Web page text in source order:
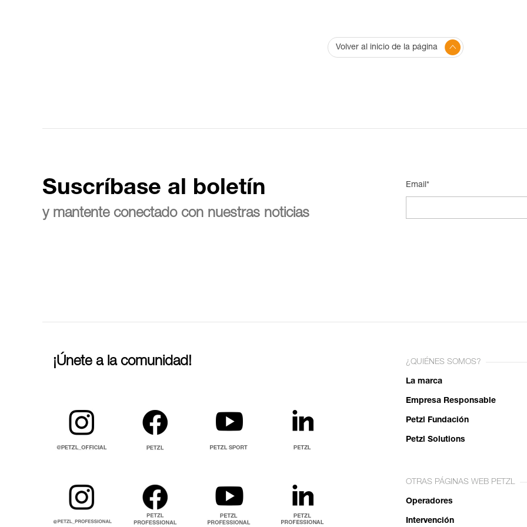
Volver al inicio de la página
Suscríbase al boletín
y mantente conectado con nuestras noticias
Email*
¡Únete a la comunidad! ¿QUIÉNES SOMOS?
La marca
Empresa Responsable
Petzl Fundación
Petzl Solutions
OTRAS PÁGINAS WEB PETZL
Operadores
Intervención